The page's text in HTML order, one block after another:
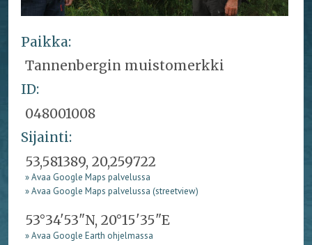
Paikka:
Tannenbergin muistomerkki
ID:
048001008
Sijainti:
53,581389, 20,259722
» Avaa Google Maps palvelussa
» Avaa Google Maps palvelussa (streetview)
53°34'53"N, 20°15'35"E
» Avaa Google Earth ohjelmassa